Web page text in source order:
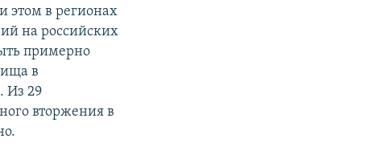
этом в регионах
на российских
примерно
в
Из 29
вторжения в